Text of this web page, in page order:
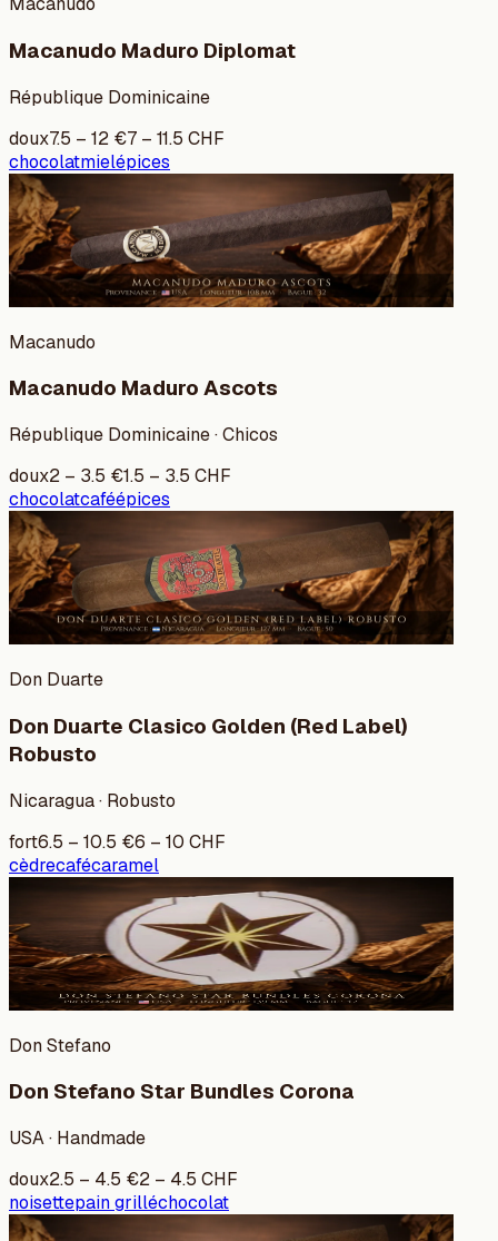
Macanudo Maduro Diplomat
République Dominicaine
doux7.5 – 12 €7 – 11.5 CHF
chocolatmielépices
Macanudo
Macanudo Maduro Ascots
République Dominicaine · Chicos
doux2 – 3.5 €1.5 – 3.5 CHF
chocolatcaféépices
Don Duarte
Don Duarte Clasico Golden (Red Label)
Robusto
Nicaragua · Robusto
fort6.5 – 10.5 €6 – 10 CHF
cèdrecafécaramel
Don Stefano
Don Stefano Star Bundles Corona
USA · Handmade
doux2.5 – 4.5 €2 – 4.5 CHF
noisettepain grilléchocolat